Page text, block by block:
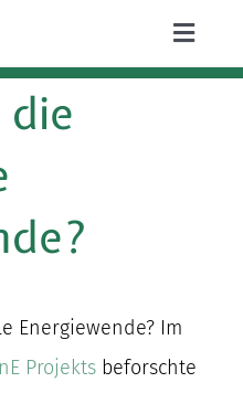
Toggle
Energiewende? Im
Projekts beforschte